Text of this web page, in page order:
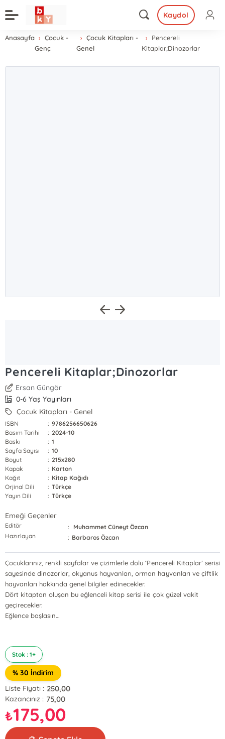
Kaydol
Anasayfa
Çocuk -
Genç
Çocuk Kitapları -
Genel
Pencereli
Kitaplar;Dinozorlar
Pencereli Kitaplar;Dinozorlar
Ersan Güngör
0-6 Yaş Yayınları
Çocuk Kitapları - Genel
ISBN : 9786256650626
Basım Tarihi
: 2024-10
Baskı
: 1
Sayfa Sayısı
: 10
Boyut
: 215x280
Kapak
: Karton
Kağıt
: Kitap Kağıdı
Orjinal Dili
: Türkçe
Yayın Dili
: Türkçe
Emeği Geçenler
Editör :
Muhammet Cüneyt Özcan
Hazırlayan
: Barbaros Özcan
Çocuklarınız, renkli sayfalar ve çizimlerle dolu ‘Pencereli Kitaplar’ serisi
sayesinde dinozorlar, okyanus hayvanları, orman hayvanları ve çiftlik
hayvanları hakkında genel bilgiler edinecekler.
Dört kitaptan oluşan bu eğlenceli kitap serisi ile çok güzel vakit
geçirecekler.
Eğlence başlasın…
Stok : 1+
% 30 İndirim
Liste Fiyatı : 250,00
Kazancınız : 75,00
₺175,00